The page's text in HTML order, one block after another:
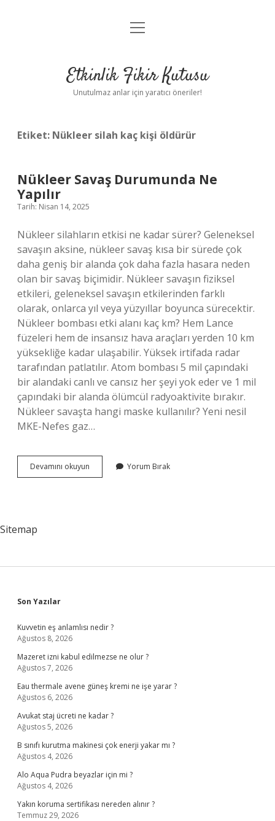
Anasayfa
Yasal Uyarı
menüyü
Etkinlik Fikir Kutusu
Unutulmaz anlar için yaratıcı öneriler!
Etiket: Nükleer silah kaç kişi öldürür
Nükleer Savaş Durumunda Ne
Yapılır
Tarih: Nisan 14, 2025
Nükleer silahların etkisi ne kadar sürer? Geleneksel
savaşın aksine, nükleer savaş kısa bir sürede çok
daha geniş bir alanda çok daha fazla hasara neden
olan bir savaş biçimidir. Nükleer savaşın fiziksel
etkileri, geleneksel savaşın etkilerinden farklı
olarak, onlarca yıl veya yüzyıllar boyunca sürecektir.
Nükleer bombası etki alanı kaç km? Hem Lance
füzeleri hem de insansız hava araçları yerden 10 km
yüksekliğe kadar ulaşabilir. Yüksek irtifada radar
tarafından patlatılır. Atom bombası 5 mil çapındaki
bir alandaki canlı ve cansız her şeyi yok eder ve 1 mil
çapındaki bir alanda ölümcül radyoaktivite bırakır.
Nükleer savaşta hangi maske kullanılır? Yeni nesil
MKE-Nefes gaz…
Devamını okuyun
Savaş
Yorum Bırak
Sitemap
Sidebar
Son Yazılar
Kuvvetin eş anlamlısı nedir ?
Ağustos 8, 2026
Mazeret izni kabul edilmezse ne olur ?
Ağustos 7, 2026
Eau thermale avene güneş kremi ne işe yarar ?
Ağustos 6, 2026
Avukat staj ücreti ne kadar ?
Ağustos 5, 2026
B sınıfı kurutma makinesi çok enerji yakar mı ?
Ağustos 4, 2026
Alo Aqua Pudra beyazlar için mi ?
Ağustos 4, 2026
Yakın koruma sertifikası nereden alınır ?
Temmuz 29, 2026